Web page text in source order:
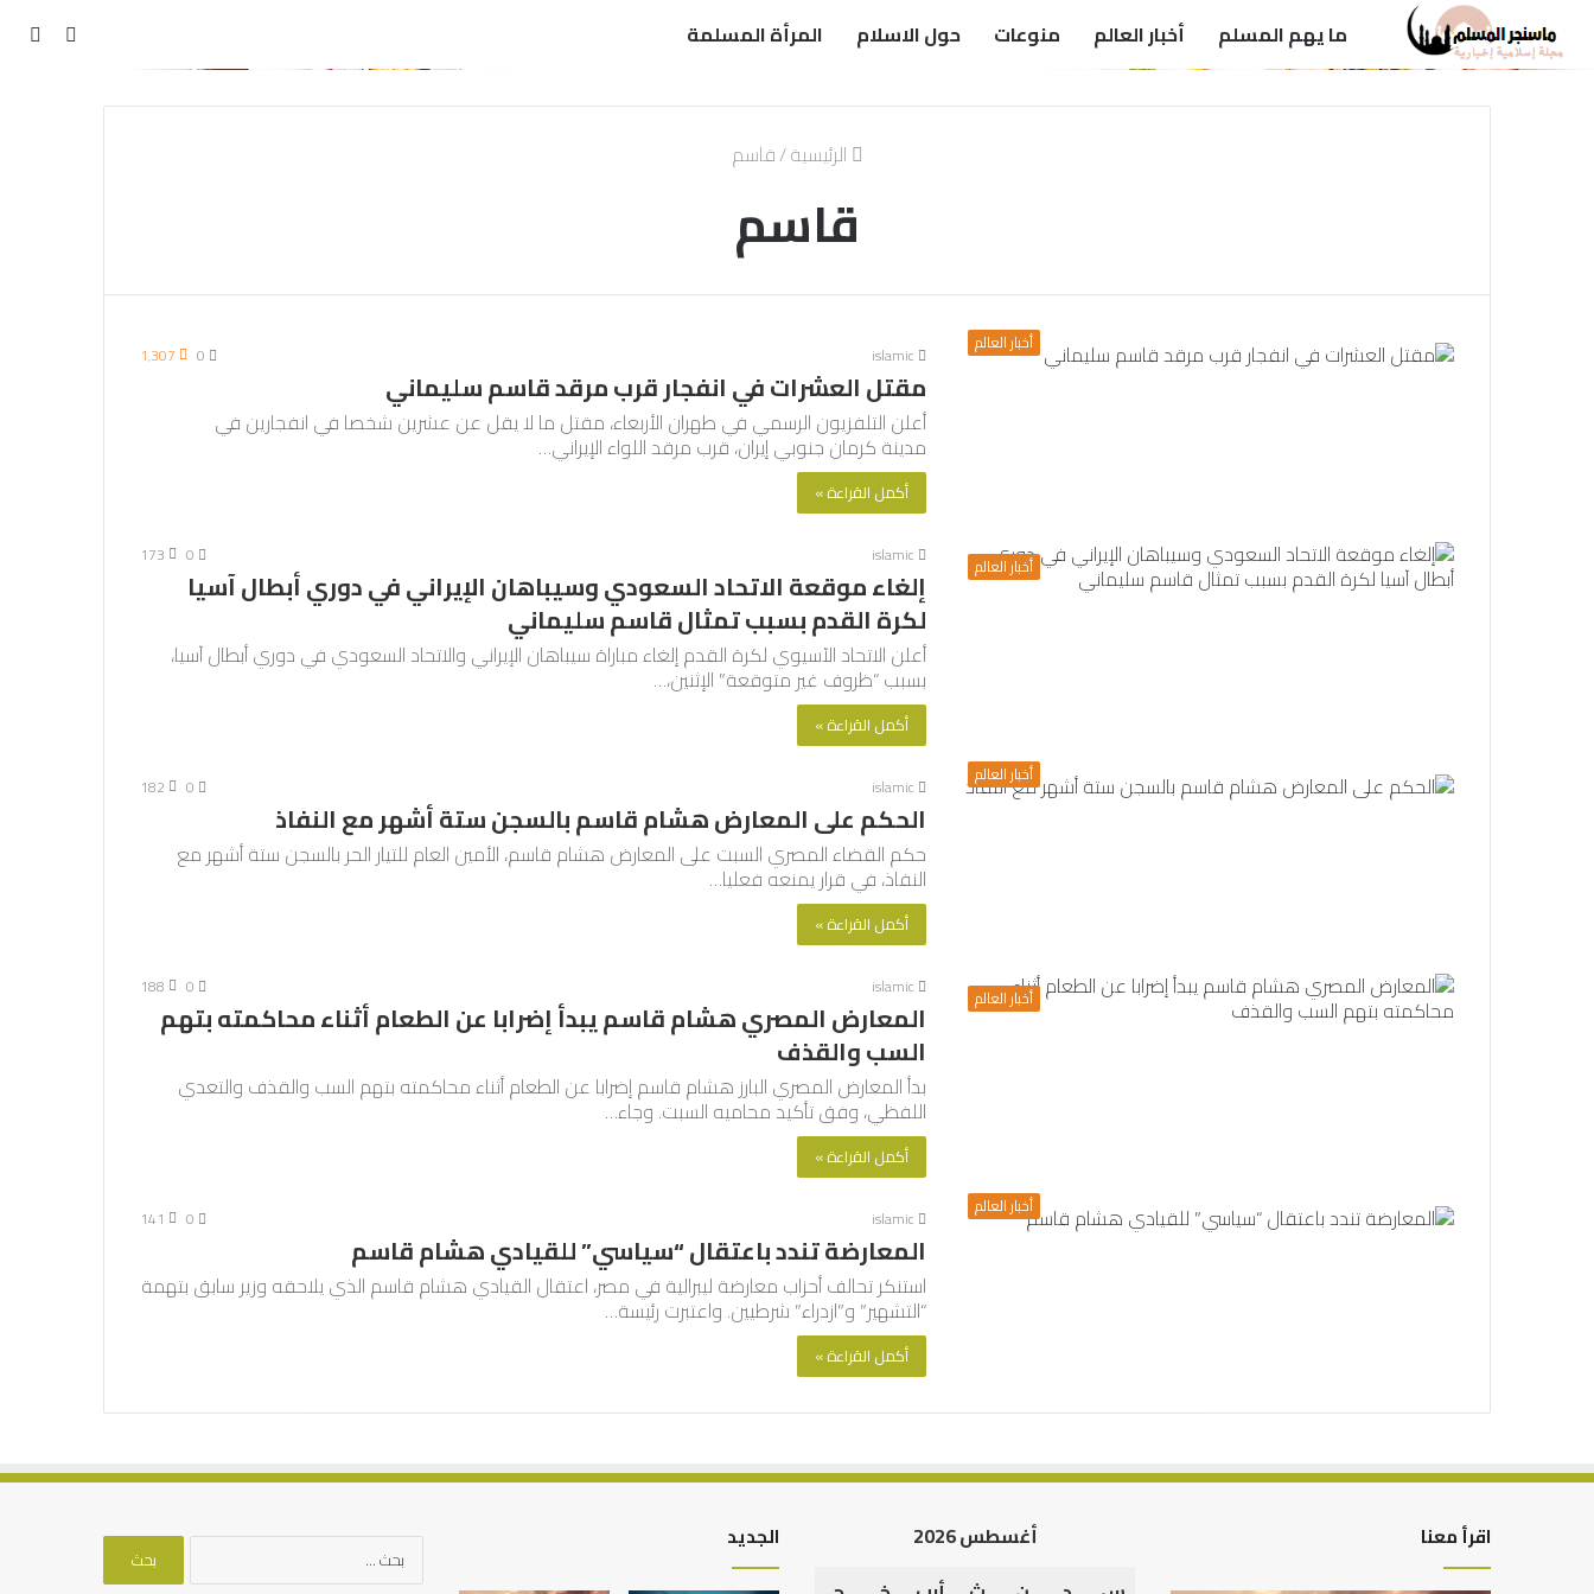
ما يهم المسلم أخبار العالم منوعات حول الاسلام المرأة المسلمة
مقال
الرئيسية/قاسم
قاسم
أخبار العالم islamic
0 1٬307
مقتل العشرات في انفجار قرب مرقد قاسم سليماني
أعلن التلفزيون الرسمي في طهران الأربعاء، مقتل ما لا يقل عن عشرين شخصا في انفجارين في
مدينة كرمان جنوبي إيران، قرب مرقد اللواء الإيراني…
أكمل القراءة »
أخبار العالم islamic
0
173
إلغاء موقعة الاتحاد السعودي وسيباهان الإيراني في دوري أبطال آسيا
لكرة القدم بسبب تمثال قاسم سليماني
أعلن الاتحاد الآسيوي لكرة القدم إلغاء مباراة سيباهان الإيراني والاتحاد السعودي في دوري أبطال آسيا،
بسبب “ظروف غير متوقعة”‭‭‭ ‬‬‬الإثنين،…
أكمل القراءة »
أخبار العالم islamic
0
182
الحكم على المعارض هشام قاسم بالسجن ستة أشهر مع النفاذ
حكم القضاء المصري السبت على المعارض هشام قاسم، الأمين العام للتيار الحر بالسجن ستة أشهر مع
النفاذ، في قرار يمنعه فعليا…
أكمل القراءة »
أخبار العالم islamic
0
188
المعارض المصري هشام قاسم يبدأ إضرابا عن الطعام أثناء محاكمته بتهم
السب والقذف
بدأ المعارض المصري البارز هشام قاسم إضرابا عن الطعام أثناء محاكمته بتهم السب والقذف والتعدي
اللفظي، وفق تأكيد محاميه السبت. وجاء…
أكمل القراءة »
أخبار العالم islamic
0
141
المعارضة تندد باعتقال “سياسي” للقيادي هشام قاسم
استنكر تحالف أحزاب معارضة ليبرالية في مصر، اعتقال القيادي هشام قاسم الذي يلاحقه وزير سابق بتهمة
“التشهير” و”ازدراء” شرطيين. واعتبرت رئيسة…
أكمل القراءة »
اقرأ معنا
أغسطس 2026
الجديد البحث